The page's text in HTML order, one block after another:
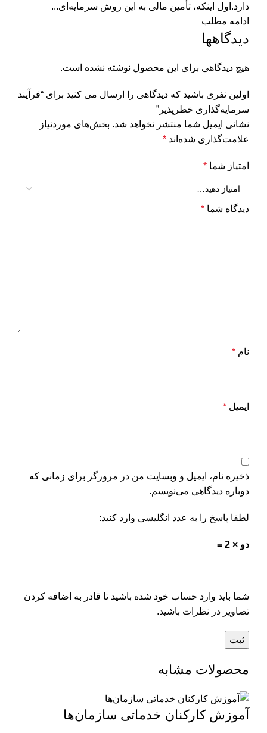
دارد.اول اینکه، تأمین مالی به این روش سرمایه‌ای...
ادامه مطلب
دیدگاهها
هیچ دیدگاهی برای این محصول نوشته نشده است.
اولین نفری باشید که دیدگاهی را ارسال می کنید برای “فرآیند
سرمایه‌گذاری خطر‌پذیر”
نشانی ایمیل شما منتشر نخواهد شد. بخش‌های موردنیاز
علامت‌گذاری شده‌اند *
امتیاز شما *
دیدگاه شما *
نام *
ایمیل *
ذخیره نام، ایمیل و وبسایت من در مرورگر برای زمانی که
دوباره دیدگاهی می‌نویسم.
لطفا پاسخ را به عدد انگلیسی وارد کنید:
دو × 2 =
شما باید وارد حساب خود شده باشید تا قادر به اضافه کردن
تصاویر در نظرات باشید.
محصولات مشابه
آموزش کارکنان خدماتی سازمان‌‌ها